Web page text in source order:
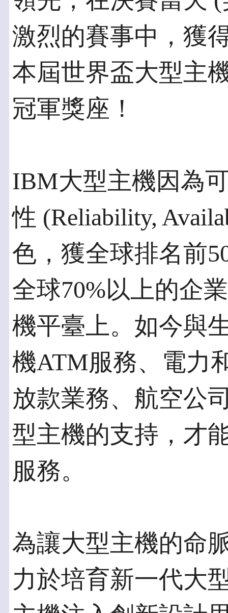
激烈的賽事中，獲
本屆世界盃大型主
冠軍獎座！
IBM大型主機因為
性 (Reliability,
色，獲全球排名前
全球70%以上的企
機平臺上。如今與
機ATM服務、電力
放款業務、航空公
型主機的支持，才
服務。
為讓大型主機的命
力於培育新一代大